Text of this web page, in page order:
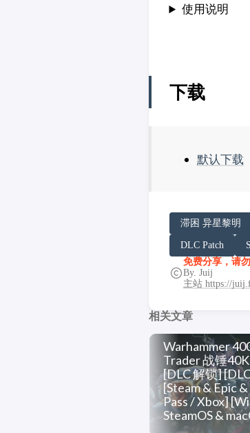
使用说明
下载
默认下载
请务必在总结
你看到的内容
「非线性列车
滞困 异星黎明
DLC Patch
免费分享，请
By. Juij
主站 https://
相关文章
Warhammer
Trader 战锤
[DLC 解锁]
[Steam & Epic &
Pass / Xbox]
SteamOS &